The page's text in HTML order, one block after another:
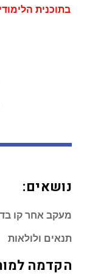
בתוכנית
נושאים:
מעקב אחר קו
תנאים ולולאות
הקדמה